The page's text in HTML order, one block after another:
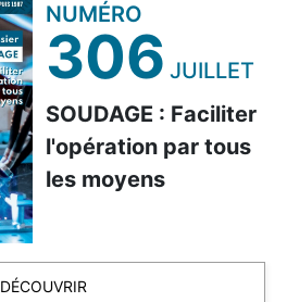
NUMÉRO
306 JUILLET
SOUDAGE : Faciliter
l'opération par tous
les moyens
DÉCOUVRIR